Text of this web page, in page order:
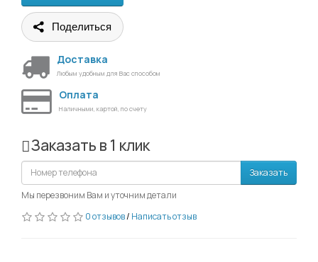
Поделиться
Доставка
Любым удобным для Вас способом
Оплата
Наличными, картой, по счету
Заказать в 1 клик
Заказать
Мы перезвоним Вам и уточним детали
0 отзывов/ Написать отзыв